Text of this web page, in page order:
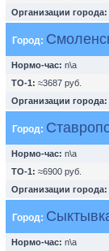
Организации города:
Город:
Нормо-час: n\a
ТО-1: ≈3687 руб.
Организации города:
Город:
Нормо-час: n\a
ТО-1: ≈6900 руб.
Организации города:
Город:
Нормо-час: n\a